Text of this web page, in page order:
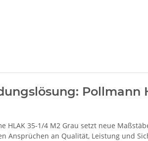
HLAK 35-1/4 M2 Grau setzt neue
Ansprüchen an Qualität, Leistung und